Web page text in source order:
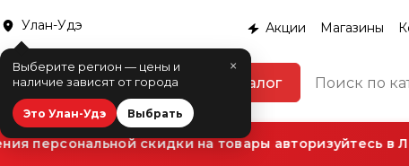
Улан-Удэ
×
Выберите регион — цены и
наличие зависят от города
Это Улан-Удэ Выбрать
Акции Магазины
Каталог
персональной скидки на товары авторизуйтесь в